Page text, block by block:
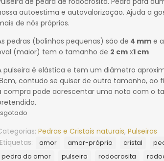
autoestima e autovalorização. Ajuda a
de nós próprios.
pedras (bolinhas pequenas) são de 4 mme
(maior) tem o tamanho de 2 cmx1 cm
pulseira é elástica e tem um diâmetro
contudo se quiser de outro tamanho, ao
compra pode acrescentar uma nota com o
Pedras e Cristais naturais, Pulseiras
Etiquetas:
amor amor-próprio cristal
pedra do amor
pulseira rodocrosita